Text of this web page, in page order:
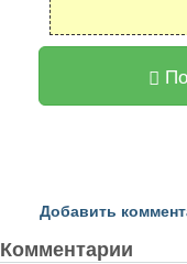
Добавить
Комментарии